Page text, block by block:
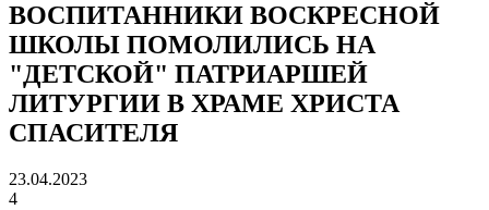
ВОСПИТАННИКИ ВОСКРЕСНОЙ
ШКОЛЫ ПОМОЛИЛИСЬ НА
"ДЕТСКОЙ" ПАТРИАРШЕЙ
ЛИТУРГИИ В ХРАМЕ ХРИСТА
СПАСИТЕЛЯ
23.04.2023
4